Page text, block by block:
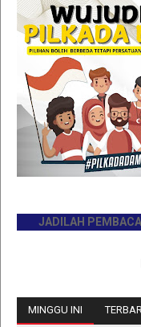
JADILAH PEMBACA
MINGGU INI